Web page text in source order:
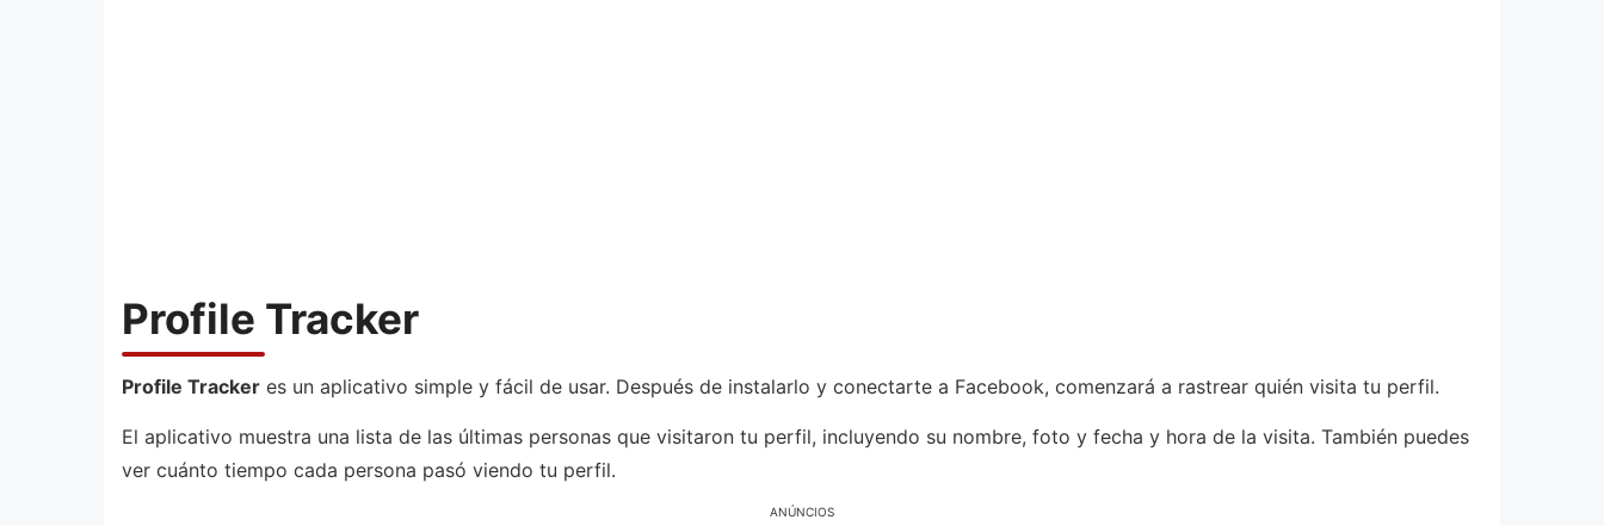
Profile Tracker
Profile Tracker es un aplicativo simple y fácil de usar. Después de instalarlo y conectarte a Facebook, comenzará a rastrear quién visita tu perfil.
El aplicativo muestra una lista de las últimas personas que visitaron tu perfil, incluyendo su nombre, foto y fecha y hora de la visita. También puedes
ver cuánto tiempo cada persona pasó viendo tu perfil.
ANÚNCIOS